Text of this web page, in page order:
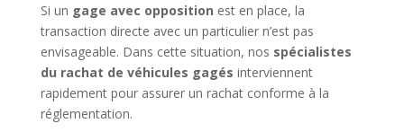
Si un gage avec opposition est en place, la
transaction directe avec un particulier n’est pas
envisageable. Dans cette situation, nos spécialistes
du rachat de véhicules gagés interviennent
rapidement pour assurer un rachat conforme à la
réglementation.